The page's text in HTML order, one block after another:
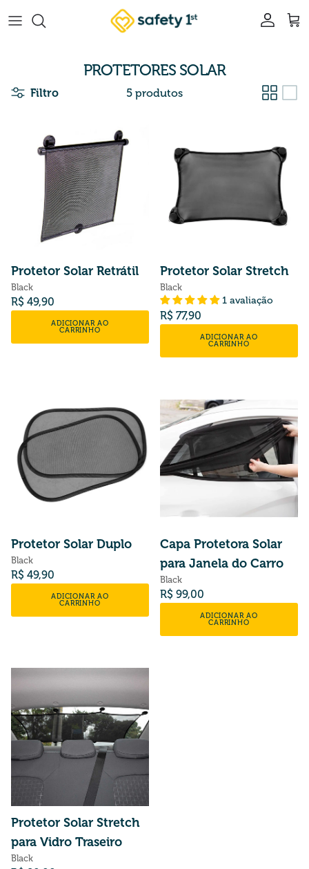
Conta
PROTETORES SOLAR
Filtro 5 produtos
Protetor Solar Retrátil
Black
Preço normal
R$ 49,90
ADICIONAR AO
CARRINHO
Protetor Solar Stretch
Black
1 avaliação
Preço normal
R$ 77,90
ADICIONAR AO
CARRINHO
Protetor Solar Duplo
Black
Preço normal
R$ 49,90
ADICIONAR AO
CARRINHO
Capa Protetora Solar
para Janela do Carro
Black
Preço normal
R$ 99,00
ADICIONAR AO
CARRINHO
Protetor Solar Stretch
para Vidro Traseiro
Black